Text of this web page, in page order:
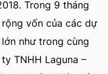
Trong 9 tháng
vốn của các dự
như trong cùng
TNHH Laguna –